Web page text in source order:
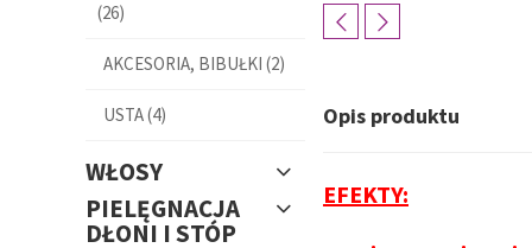
(26)
AKCESORIA, BIBUŁKI (2)
USTA (4)
WŁOSY
PIELĘGNACJA
DŁONI I STÓP
Opis produktu
EFEKTY: